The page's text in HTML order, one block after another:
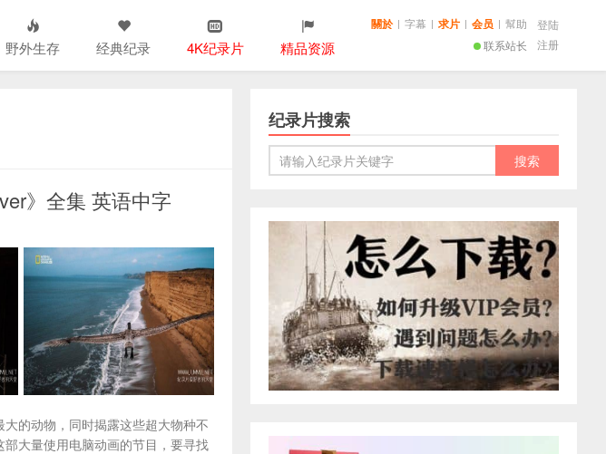
野外生存 经典纪录 4K纪录片 精品资源 联系站长
關於 | 字幕 | 求片 | 会员 | 幫助
登陆
注册
》全集 英语中字
的动物，同时揭露这些超大物种不
大量使用电脑动画的节目，要寻找
纪录片搜索